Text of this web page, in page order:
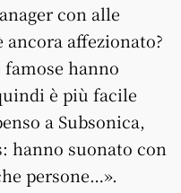
con alle
affezionato?
hanno
è più facile
a Subsonica,
hanno suonato con
persone…».